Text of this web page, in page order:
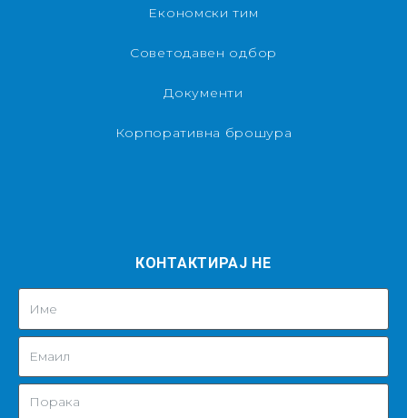
Економски тим
Советодавен одбор
Документи
Корпоративна брошура
КОНТАКТИРАЈ НЕ